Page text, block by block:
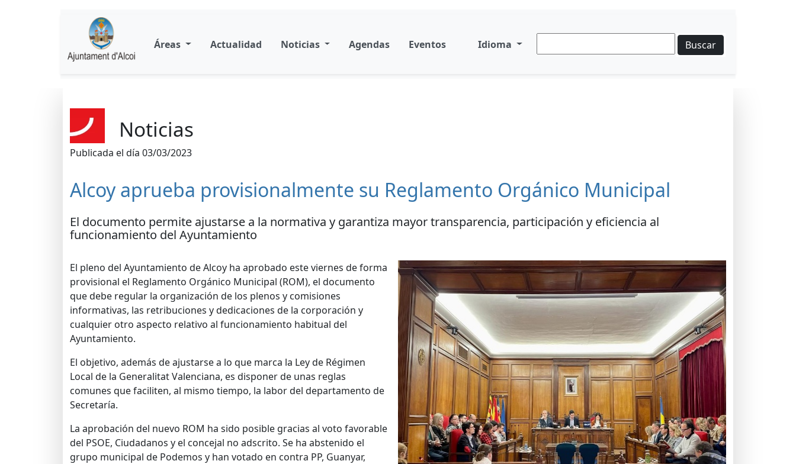
Áreas Actualidad Noticias Agendas Eventos Idioma Buscar
Noticias
Publicada el día 03/03/2023
Alcoy aprueba provisionalmente su Reglamento Orgánico Municipal
El documento permite ajustarse a la normativa y garantiza mayor transparencia, participación y eficiencia al
funcionamiento del Ayuntamiento
El pleno del Ayuntamiento de Alcoy ha aprobado este viernes de forma
provisional el Reglamento Orgánico Municipal (ROM), el documento
que debe regular la organización de los plenos y comisiones
informativas, las retribuciones y dedicaciones de la corporación y
cualquier otro aspecto relativo al funcionamiento habitual del
Ayuntamiento.
El objetivo, además de ajustarse a lo que marca la Ley de Régimen
Local de la Generalitat Valenciana, es disponer de unas reglas
comunes que faciliten, al mismo tiempo, la labor del departamento de
Secretaría.
La aprobación del nuevo ROM ha sido posible gracias al voto favorable
del PSOE, Ciudadanos y el concejal no adscrito. Se ha abstenido el
grupo municipal de Podemos y han votado en contra PP, Guanyar,